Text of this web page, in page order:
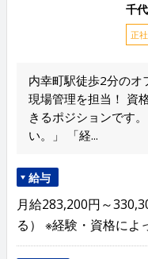
千
正
内幸町駅徒歩2分のオ
現場管理を担当！ 資
きるポジションです
い。」 「経...
給与
月給283,200円～
る） ※経験・資格によ